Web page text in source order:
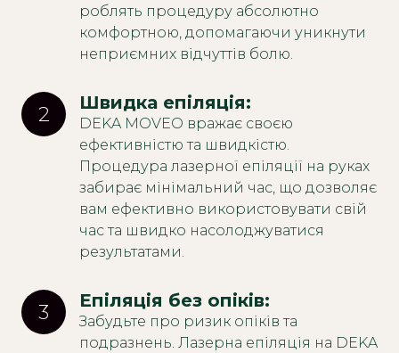
роблять процедуру абсолютно
комфортною, допомагаючи уникнути
неприємних відчуттів болю.
2 Швидка епіляція:
DEKA MOVEO вражає своєю
ефективністю та швидкістю.
Процедура лазерної епіляції на руках
забирає мінімальний час, що дозволяє
вам ефективно використовувати свій
час та швидко насолоджуватися
результатами.
3 Епіляція без опіків:
Забудьте про ризик опіків та
подразнень. Лазерна епіляція на DEKA